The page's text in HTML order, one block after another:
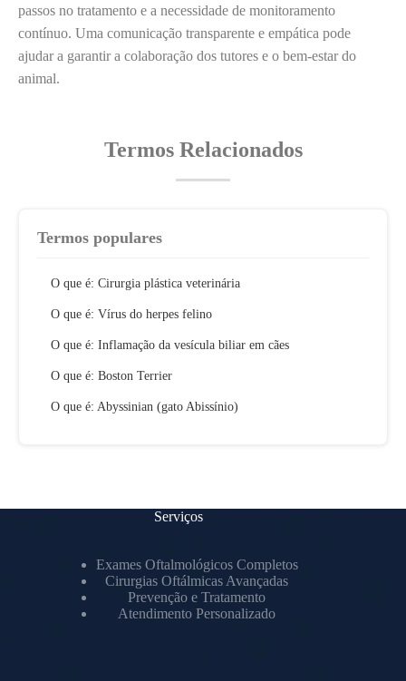
passos no tratamento e a necessidade de monitoramento
contínuo. Uma comunicação transparente e empática pode
ajudar a garantir a colaboração dos tutores e o bem-estar do
animal.
Termos Relacionados
Termos populares
O que é: Cirurgia plástica veterinária
O que é: Vírus do herpes felino
O que é: Inflamação da vesícula biliar em cães
O que é: Boston Terrier
O que é: Abyssinian (gato Abissínio)
Serviços
Exames Oftalmológicos Completos
Cirurgias Oftálmicas Avançadas
Prevenção e Tratamento
Atendimento Personalizado